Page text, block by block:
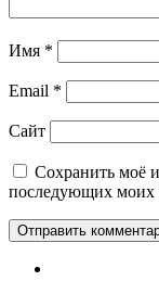
Имя *
Email *
Сайт
Сохранить моё
последующих моих